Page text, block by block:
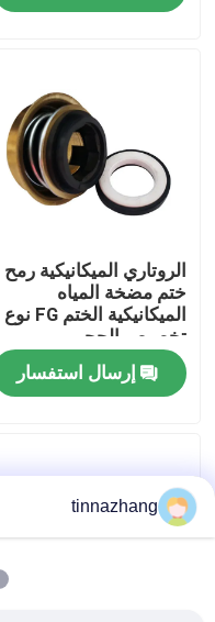
معلومات عنا
جولة في المعمل
مراقبة الجودة
اتصل بنا
اطلب اقتباس
مطّاط زيت ختم صوف
السيارات الأختام النفط
الروتاري الميكانيكية رمح
ختم مضخة المياه
الميكانيكية الختم FG نوع
تخصيص الحجم
إرسال استفسار
tinnazhang